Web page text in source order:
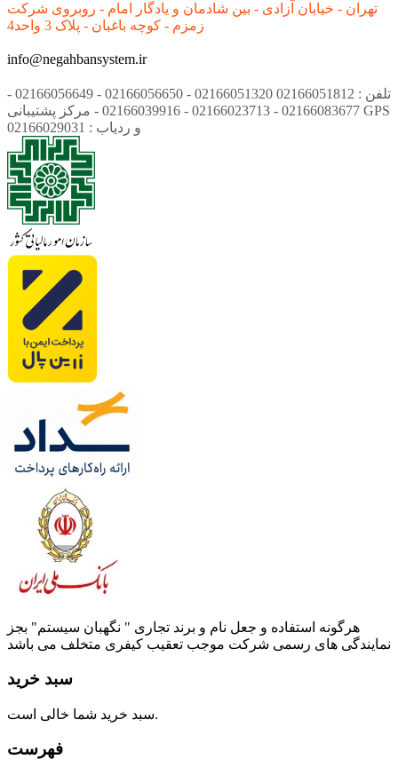
تهران - خیابان آزادی - بین شادمان و یادگار امام - روبروی شرکت
زمزم - کوچه باغبان - پلاک 3 واحد4
info@negahbansystem.ir
تلفن : 02166051812 02166051320 - 02166056650 - 02166056649 -
02166083677 - 02166023713 - 02166039916 - مرکز پشتیبانی GPS
و ردیاب : 02166029031
هرگونه استفاده و جعل نام و برند تجاری " نگهبان سیستم" بجز
نمایندگی های رسمی شرکت موجب تعقیب کیفری متخلف می باشد
سبد خرید
سبد خرید شما خالی است.
فهرست